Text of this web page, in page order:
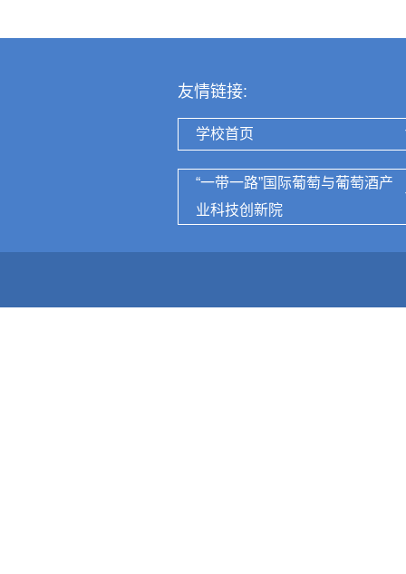
友情链接:
学校首页
“一带一路”国际葡萄与葡萄酒产
业科技创新院